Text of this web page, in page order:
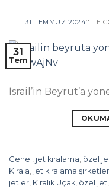
31 TEMMUZ 2024’' TE
31
Tem
İsrail’in Beyrut’a
Genel jet kiralama özel
Kirala jet kiralama
jetler Kiralık Uçak özel jet